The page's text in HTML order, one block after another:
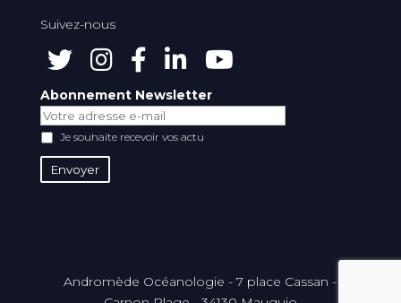
Suivez-nous
Abonnement Newsletter
Je souhaite recevoir vos actu
Andromède Océanologie - 7 place Cassan -